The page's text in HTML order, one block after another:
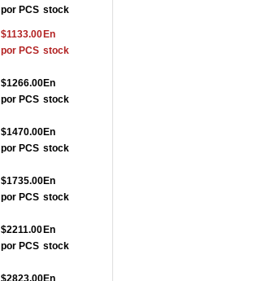
por PCS stock
$1133.00
por PCS
En
stock
$1266.00
por PCS
En
stock
$1470.00
por PCS
En
stock
$1735.00
por PCS
En
stock
$2211.00
por PCS
En
stock
$2823.00En